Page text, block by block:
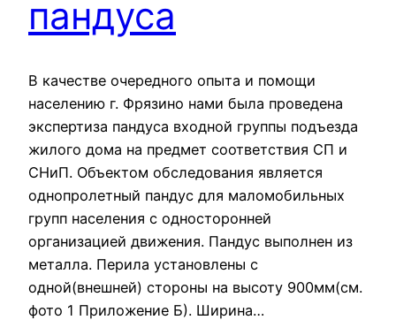
пандуса
В качестве очередного опыта и помощи
населению г. Фрязино нами была проведена
экспертиза пандуса входной группы подъезда
жилого дома на предмет соответствия СП и
СНиП. Объектом обследования является
однопролетный пандус для маломобильных
групп населения с односторонней
организацией движения. Пандус выполнен из
металла. Перила установлены с
одной(внешней) стороны на высоту 900мм(см.
фото 1 Приложение Б). Ширина…